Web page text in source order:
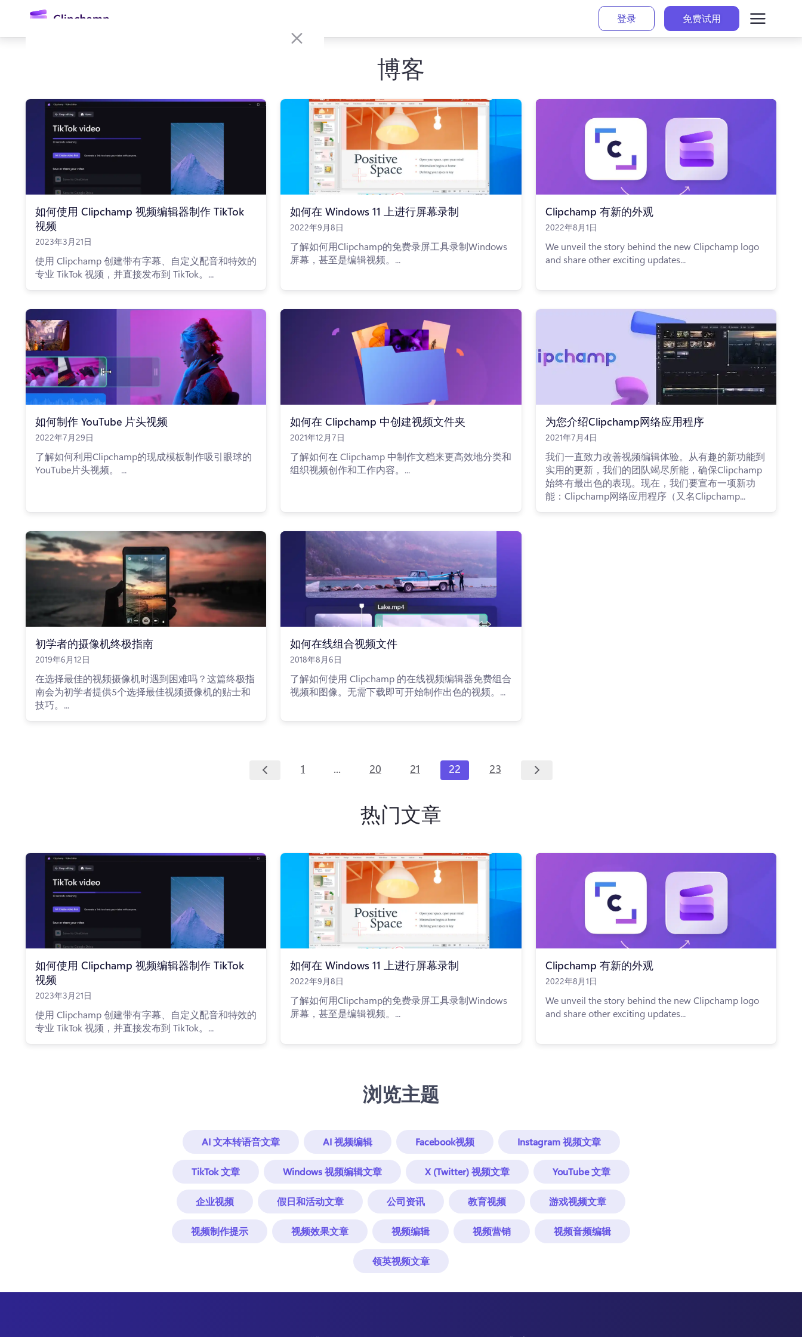
容
登录 免费试用
登录
免费试用
博客
如何使用 Clipchamp 视频编辑器制作 TikTok
视频
2023年3月21日
使用 Clipchamp 创建带有字幕、自定义配音和特效的
专业 TikTok 视频，并直接发布到 TikTok。...
如何在 Windows 11 上进行屏幕录制
2022年9月8日
了解如何用Clipchamp的免费录屏工具录制Windows
屏幕，甚至是编辑视频。...
Clipchamp 有新的外观
2022年8月1日
We unveil the story behind the new Clipchamp logo
and share other exciting updates...
如何制作 YouTube 片头视频
2022年7月29日
了解如何利用Clipchamp的现成模板制作吸引眼球的
YouTube片头视频。 ...
如何在 Clipchamp 中创建视频文件夹
2021年12月7日
了解如何在 Clipchamp 中制作文档来更高效地分类和
组织视频创作和工作内容。...
为您介绍Clipchamp网络应用程序
2021年7月4日
我们一直致力改善视频编辑体验。从有趣的新功能到
实用的更新，我们的团队竭尽所能，确保Clipchamp
始终有最出色的表现。现在，我们要宣布一项新功
能：Clipchamp网络应用程序（又名Clipchamp...
初学者的摄像机终极指南
2019年6月12日
在选择最佳的视频摄像机时遇到困难吗？这篇终极指
南会为初学者提供5个选择最佳视频摄像机的贴士和
技巧。...
如何在线组合视频文件
2018年8月6日
了解如何使用 Clipchamp 的在线视频编辑器免费组合
视频和图像。无需下载即可开始制作出色的视频。...
1 ... 20 21 22 23
热门文章
如何使用 Clipchamp 视频编辑器制作 TikTok
视频
2023年3月21日
使用 Clipchamp 创建带有字幕、自定义配音和特效的
专业 TikTok 视频，并直接发布到 TikTok。...
如何在 Windows 11 上进行屏幕录制
2022年9月8日
了解如何用Clipchamp的免费录屏工具录制Windows
屏幕，甚至是编辑视频。...
Clipchamp 有新的外观
2022年8月1日
We unveil the story behind the new Clipchamp logo
and share other exciting updates...
浏览主题
AI 文本转语音文章 AI 视频编辑 Facebook视频 Instagram 视频文章
TikTok 文章 Windows 视频编辑文章 X (Twitter) 视频文章 YouTube 文章
企业视频 假日和活动文章 公司资讯 教育视频 游戏视频文章
视频制作提示 视频效果文章 视频编辑 视频营销 视频音频编辑
领英视频文章